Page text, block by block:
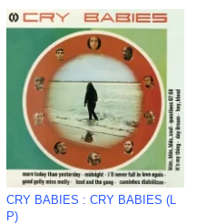
CRY BABIES : CRY BABIES (L
P)